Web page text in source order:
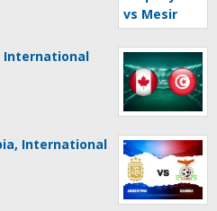
International
International